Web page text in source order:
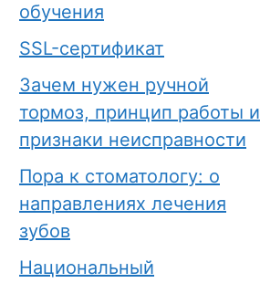
обучения
SSL-сертификат
Зачем нужен ручной
тормоз, принцип работы и
признаки неисправности
Пора к стоматологу: о
направлениях лечения
зубов
Национальный